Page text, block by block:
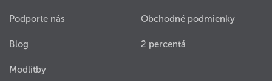
Podporte nás
Blog
Modlitby
Obchodné podmienky
2 percentá